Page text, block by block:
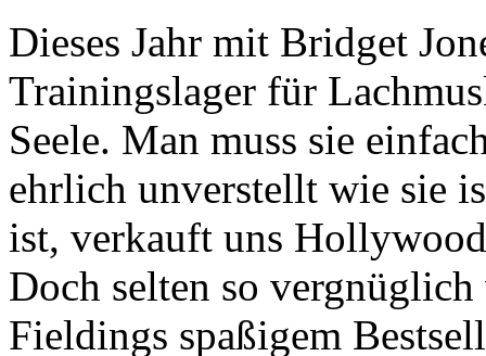
Dieses Jahr mit Bridget
Trainingslager für
Seele. Man muss sie
ehrlich unverstellt wie sie
ist, verkauft uns
Doch selten so
Fieldings spaßigem